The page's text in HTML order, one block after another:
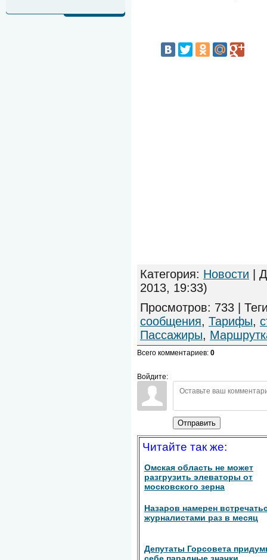
Категория: Новости |
2013, 19:33)
Просмотров: 733 |
сообщения, Тарифы,
Пассажиры,
Всего комментариев: 0
Войдите:
Отправить
Читайте так же:
Омская область не может
разгрузить элеваторы от
московского зерна
Назаров намерен
журналистами раз в месяц
Депутаты Горсовета
себе парадные значки